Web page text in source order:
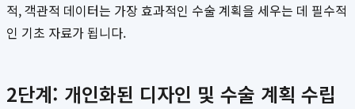
적, 객관적 데이터는 가장 효과적인 수술 계획을 세우는 데 필수적
인 기초 자료가 됩니다.
2단계: 개인화된 디자인 및 수술 계획 수립